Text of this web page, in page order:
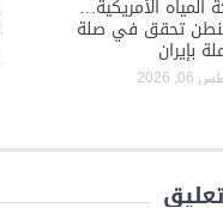
المياه الأمريكية…
تحقق في صلة
بإيران
2026